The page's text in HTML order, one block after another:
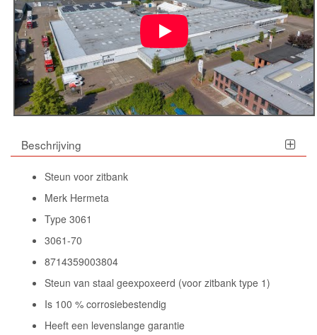
Beschrijving
Steun voor zitbank
Merk Hermeta
Type 3061
3061-70
8714359003804
Steun van staal geexpoxeerd (voor zitbank type 1)
Is 100 % corrosiebestendig
Heeft een levenslange garantie